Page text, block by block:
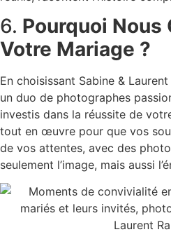
6. Pourquoi Nous
Votre Mariage ?
En choisissant Sabine &
un duo de photographes
investis dans la réussite de
tout en œuvre pour que vos
de vos attentes, avec des
seulement l’image, mais aussi